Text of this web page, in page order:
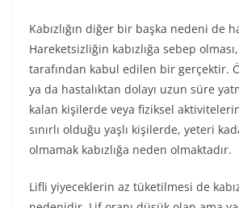
Kabızlığın diğer bir başka nedeni de
Hareketsizliğin kabızlığa sebep
tarafından kabul edilen bir gerçektir.
ya da hastalıktan dolayı uzun süre
kalan kişilerde veya fiziksel
sınırlı olduğu yaşlı kişilerde, yeteri
olmamak kabızlığa neden olmaktadır.
Lifli yiyeceklerin az tüketilmesi de